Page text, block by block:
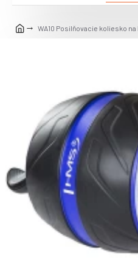
WA10 Posilňovacie koliesko na